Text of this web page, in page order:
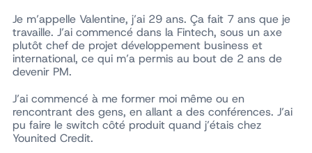
Je m’appelle Valentine, j’ai 29 ans. Ça fait 7 ans que je
travaille. J’ai commencé dans la Fintech, sous un axe
plutôt chef de projet développement business et
international, ce qui m’a permis au bout de 2 ans de
devenir PM.
J’ai commencé à me former moi même ou en
rencontrant des gens, en allant a des conférences. J’ai
pu faire le switch côté produit quand j’étais chez
Younited Credit.